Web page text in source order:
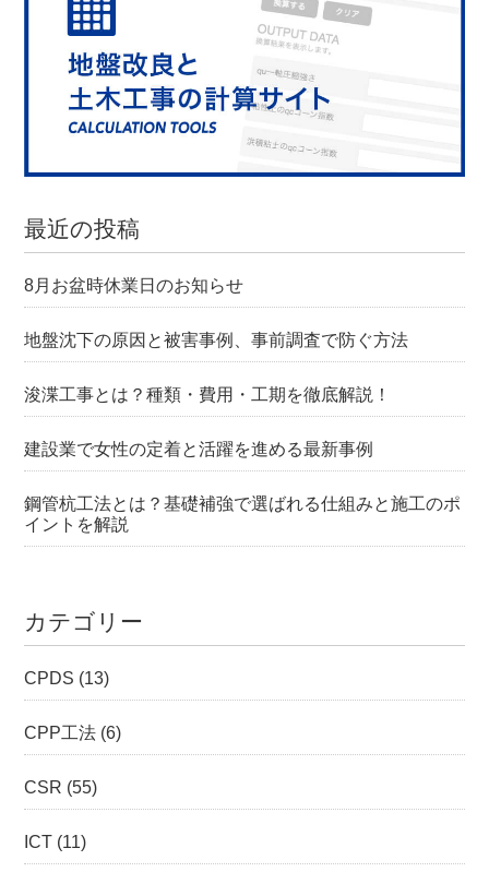
最近の投稿
8月お盆時休業日のお知らせ
地盤沈下の原因と被害事例、事前調査で防ぐ方法
浚渫工事とは？種類・費用・工期を徹底解説！
建設業で女性の定着と活躍を進める最新事例
鋼管杭工法とは？基礎補強で選ばれる仕組みと施工のポ
イントを解説
カテゴリー
CPDS (13)
CPP工法 (6)
CSR (55)
ICT (11)